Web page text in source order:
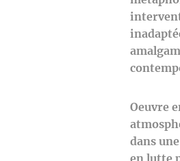
Oeuvre
dans
en lutte